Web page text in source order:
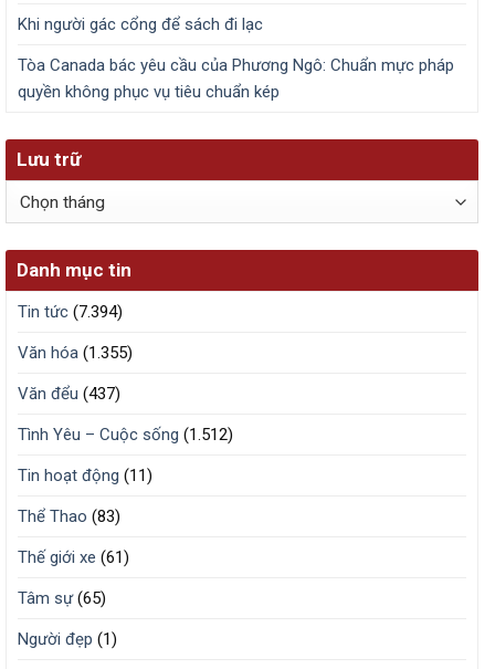
Khi người gác cổng để sách đi lạc
Tòa Canada bác yêu cầu của Phương Ngô: Chuẩn mực pháp
quyền không phục vụ tiêu chuẩn kép
Lưu trữ
Lưu
Danh mục tin
Tin tức (7.394)
Văn hóa (1.355)
Văn đểu (437)
Tình Yêu – Cuộc sống (1.512)
Tin hoạt động (11)
Thể Thao (83)
Thế giới xe (61)
Tâm sự(65)
Người đẹp (1)